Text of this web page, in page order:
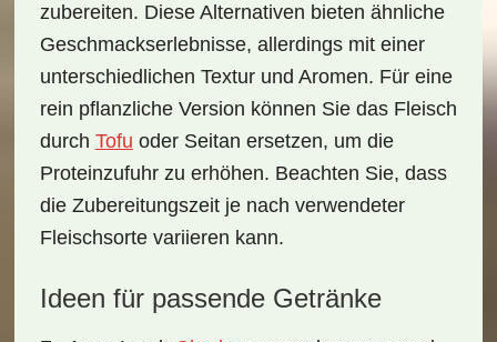
zubereiten. Diese Alternativen bieten ähnliche
Geschmackserlebnisse, allerdings mit einer
unterschiedlichen Textur und Aromen. Für eine
rein pflanzliche Version können Sie das Fleisch
durch Tofu oder Seitan ersetzen, um die
Proteinzufuhr zu erhöhen. Beachten Sie, dass
die Zubereitungszeit je nach verwendeter
Fleischsorte variieren kann.
Ideen für passende Getränke